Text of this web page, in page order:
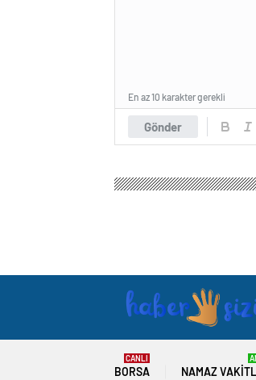
Gönder
En az 10 karakter gerekli
BORSA
CANLI
NAMAZ